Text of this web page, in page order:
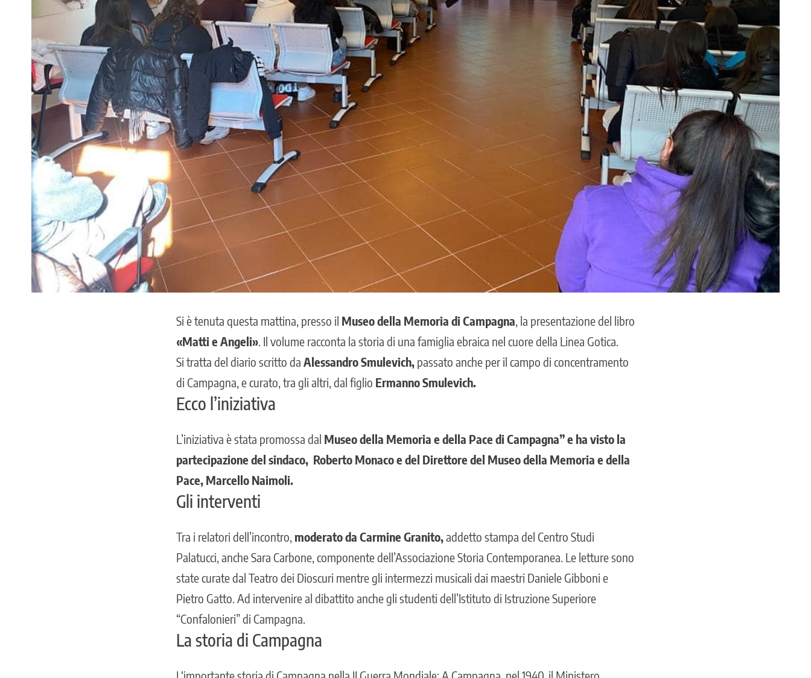
Si è tenuta questa mattina, presso il Museo della Memoria di Campagna , la presentazione del libro
«Matti e Angeli» . Il volume racconta la storia di una famiglia ebraica nel cuore della Linea Gotica.
Si tratta del diario scritto da Alessandro Smulevich, passato anche per il campo di concentramento
di Campagna, e curato, tra gli altri, dal figlio Ermanno Smulevich.
Ecco l’iniziativa
L’iniziativa è stata promossa dal Museo della Memoria e della Pace di Campagna” e ha visto la
partecipazione del sindaco, Roberto Monaco e del Direttore del Museo della Memoria e della
Pace, Marcello Naimoli.
Gli interventi
Tra i relatori dell’incontro, moderato da Carmine Granito,addetto stampa del Centro Studi
Palatucci, anche Sara Carbone, componente dell’Associazione Storia Contemporanea. Le letture sono
state curate dal Teatro dei Dioscuri mentre gli intermezzi musicali dai maestri Daniele Gibboni e
Pietro Gatto. Ad intervenire al dibattito anche gli studenti dell’Istituto di Istruzione Superiore
“Confalonieri” di Campagna.
La storia di Campagna